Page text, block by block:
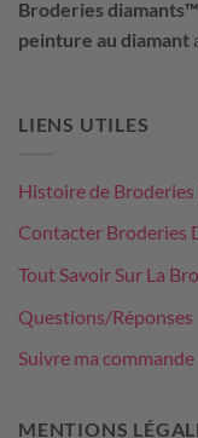
Broderies diamants™
peinture au diamant
LIENS UTILES
Histoire de
Contacter Broderies
Tout Savoir Sur La
Questions/Réponses
Suivre ma commande
MENTIONS